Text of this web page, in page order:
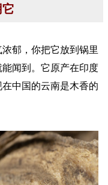
郁，你把它放到锅里
闻到。它原产在印度
中国的云南是木香的